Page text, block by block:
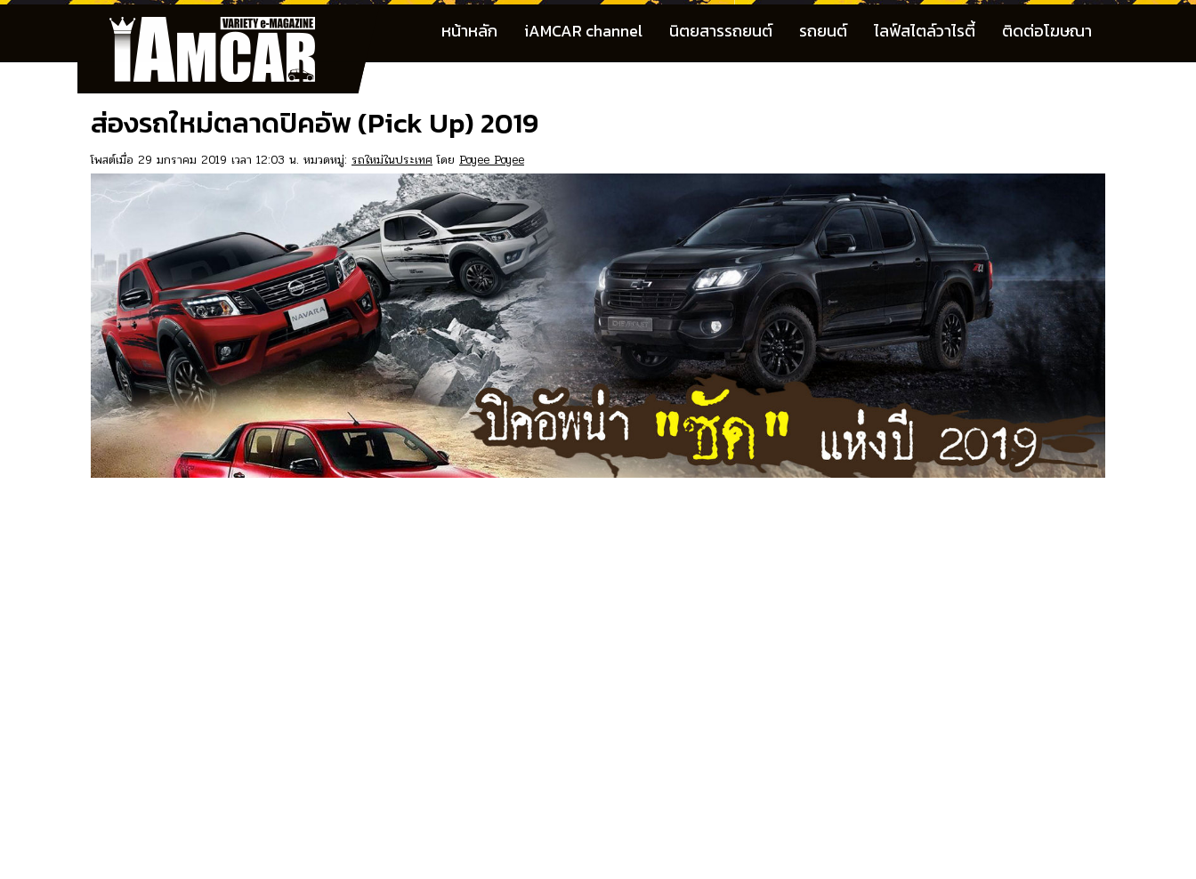
หน้าหลัก iAMCAR channel นิตยสารรถยนต์ รถยนต์ ไลฟ์สไตล์วาไรตี้ ติดต่อโฆษณา
ส่องรถใหม่ตลาดปิคอัพ (Pick Up) 2019
โพสต์เมื่อ 29 มกราคม 2019 เวลา 12:03 น. หมวดหมู่: รถใหม่ในประเทศ โดย Poyee Poyee